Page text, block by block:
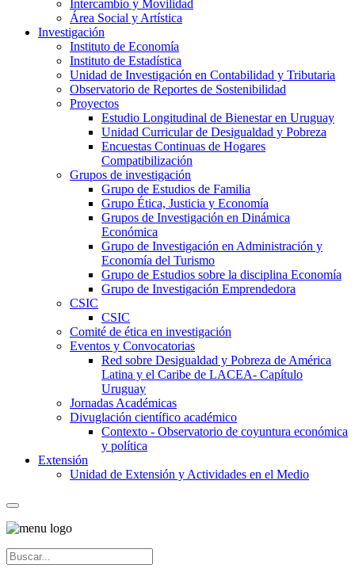
Intercambio y Movilidad
Área Social y Artística
Investigación
Instituto de Economía
Instituto de Estadística
Unidad de Investigación en Contabilidad y Tributaria
Observatorio de Reportes de Sostenibilidad
Proyectos
Estudio Longitudinal de Bienestar en Uruguay
Unidad Curricular de Desigualdad y Pobreza
Encuestas Continuas de Hogares
Compatibilización
Grupos de investigación
Grupo de Estudios de Familia
Grupo Ética, Justicia y Economía
Grupos de Investigación en Dinámica
Económica
Grupo de Investigación en Administración y
Economía del Turismo
Grupo de Estudios sobre la disciplina Economía
Grupo de Investigación Emprendedora
CSIC
CSIC
Comité de ética en investigación
Eventos y Convocatorias
Red sobre Desigualdad y Pobreza de América
Latina y el Caribe de LACEA- Capítulo
Uruguay
Jornadas Académicas
Divuglación científico académico
Contexto - Observatorio de coyuntura económica
y política
Extensión
Unidad de Extensión y Actividades en el Medio